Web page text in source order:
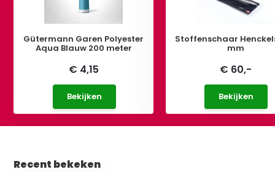
Gütermann Garen Polyester
Aqua Blauw 200 meter
€ 4,15
Bekijken
Stoffenschaar
mm
€ 60,-
Bekijken
Recent bekeken